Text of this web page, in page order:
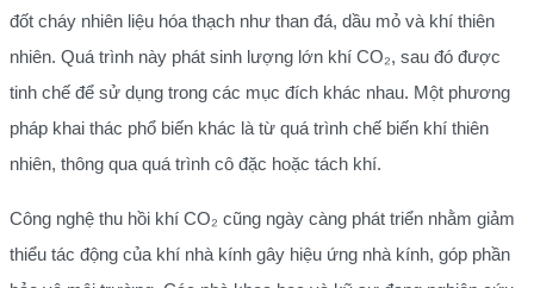
đốt cháy nhiên liệu hóa thạch như than đá, dầu mỏ và khí thiên
nhiên. Quá trình này phát sinh lượng lớn khí CO₂, sau đó được
tinh chế để sử dụng trong các mục đích khác nhau. Một phương
pháp khai thác phổ biến khác là từ quá trình chế biến khí thiên
nhiên, thông qua quá trình cô đặc hoặc tách khí.
Công nghệ thu hồi khí CO₂ cũng ngày càng phát triển nhằm giảm
thiểu tác động của khí nhà kính gây hiệu ứng nhà kính, góp phần